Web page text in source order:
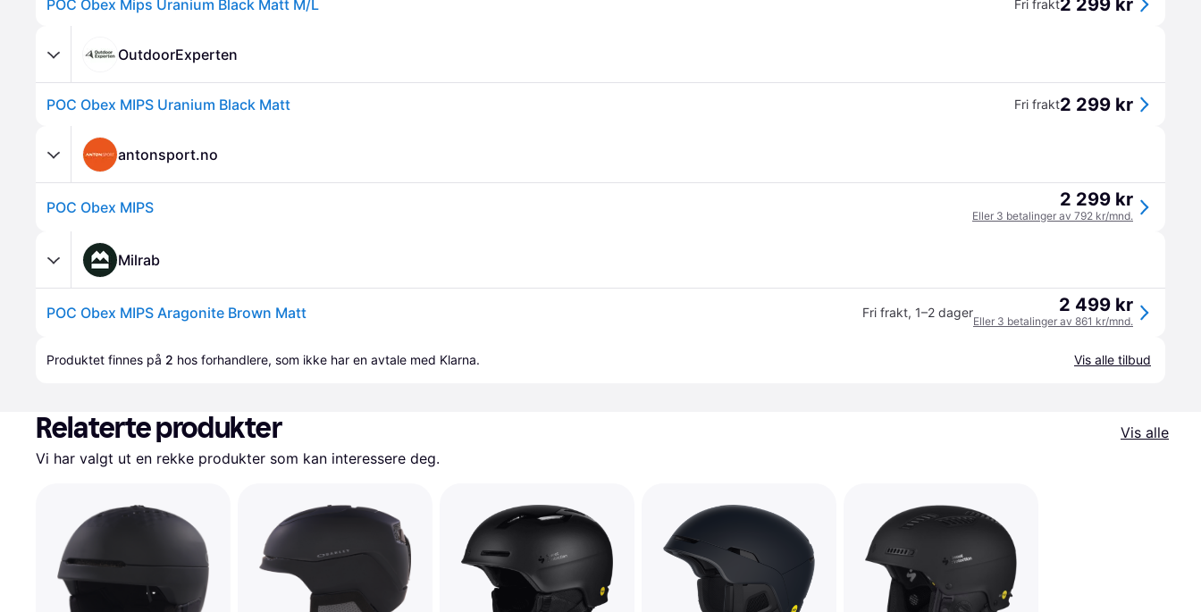
POC Obex Mips Uranium Black Matt M/L Fri frakt2 299 kr
OutdoorExperten
POC Obex MIPS Uranium Black Matt Fri frakt2 299 kr
antonsport.no
POC Obex MIPS 2 299 kr
Eller 3 betalinger av 792 kr/mnd.
Milrab
POC Obex MIPS Aragonite Brown Matt Fri frakt, 1–2 dager 2 499 kr
Eller 3 betalinger av 861 kr/mnd.
Produktet finnes på 2 hos forhandlere, som ikke har en avtale med Klarna. Vis alle tilbud
Relaterte produkter
Vis alle
Vi har valgt ut en rekke produkter som kan interessere deg.